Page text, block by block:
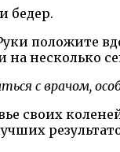
бедер.
положите
несколько
с врачом,
своих